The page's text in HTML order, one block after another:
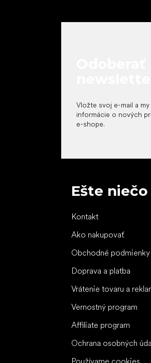
Vložte svoj e-mail a
informácie o nových
e-shope.
Ešte niečo
Kontakt
Ako nakupovať
Obchodné podmienky
Doprava a platba
Vrátenie tovaru a
Vernostný program
Affiliate program
Ochrana osobných